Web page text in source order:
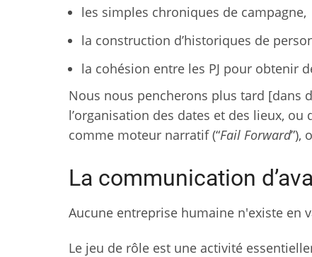
les simples chroniques de campagne,
la construction d’historiques de
la cohésion entre les PJ pour obtenir
Nous nous pencherons plus tard [dans
l’organisation des dates et des lieux, ou
comme moteur narratif (“Fail Forward”),
La communication
Aucune entreprise humaine n'existe en
Le jeu de rôle est une activité